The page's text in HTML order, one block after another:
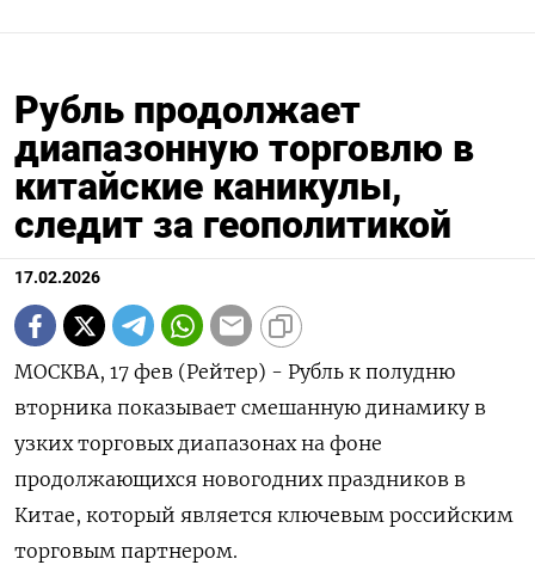
Рубль продолжает
диапазонную торговлю в
китайские каникулы,
следит за геополитикой
17.02.2026
МОСКВА, 17 фев (Рейтер) - Рубль к полудню
вторника показывает смешанную динамику в
узких торговых диапазонах на фоне
продолжающихся новогодних праздников в
Китае, который является ключевым российским
торговым партнером.